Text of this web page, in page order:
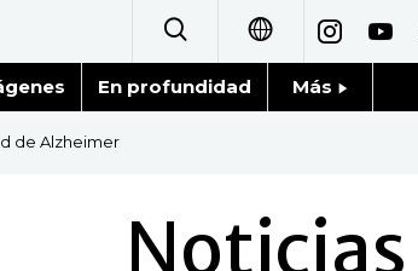
日本語
简体字
En profundidad Más
Fragmentos
de Alzheimer
Noticias